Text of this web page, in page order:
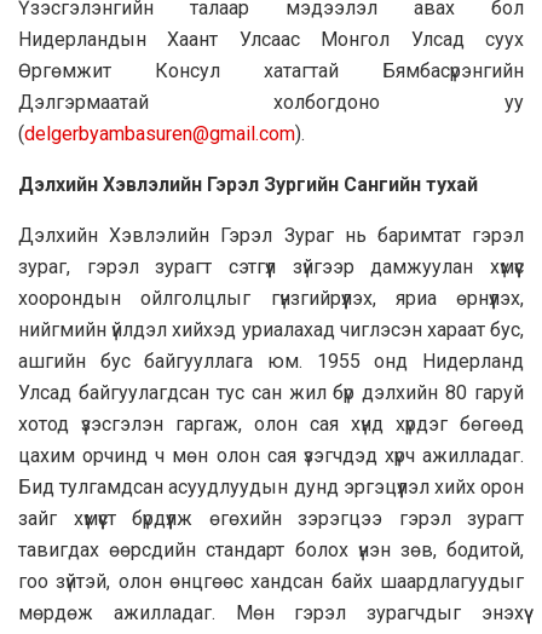
Үзэсгэлэнгийн талаар мэдээлэл авах бол
Нидерландын Хаант Улсаас Монгол Улсад суух
Өргөмжит Консул хатагтай Бямбасүрэнгийн
Дэлгэрмаатай холбогдоно уу
(delgerbyambasuren@gmail.com).
Дэлхийн Хэвлэлийн Гэрэл Зургийн Сангийн тухай
Дэлхийн Хэвлэлийн Гэрэл Зураг нь баримтат гэрэл
зураг, гэрэл зурагт сэтгүүл зүйгээр дамжуулан хүмүүс
хоорондын ойлголцлыг гүнзгийрүүлэх, яриа өрнүүлэх,
нийгмийн үйлдэл хийхэд уриалахад чиглэсэн хараат бус,
ашгийн бус байгууллага юм. 1955 онд Нидерланд
Улсад байгуулагдсан тус сан жил бүр дэлхийн 80 гаруй
хотод үзэсгэлэн гаргаж, олон сая хүнд хүрдэг бөгөөд
цахим орчинд ч мөн олон сая үзэгчдэд хүрч ажилладаг.
Бид тулгамдсан асуудлуудын дунд эргэцүүлэл хийх орон
зайг хүмүүст бүрдүүлж өгөхийн зэрэгцээ гэрэл зурагт
тавигдах өөрсдийн стандарт болох үнэн зөв, бодитой,
гоо зүйтэй, олон өнцгөөс хандсан байх шаардлагуудыг
мөрдөж ажилладаг. Мөн гэрэл зурагчдыг энэхүү